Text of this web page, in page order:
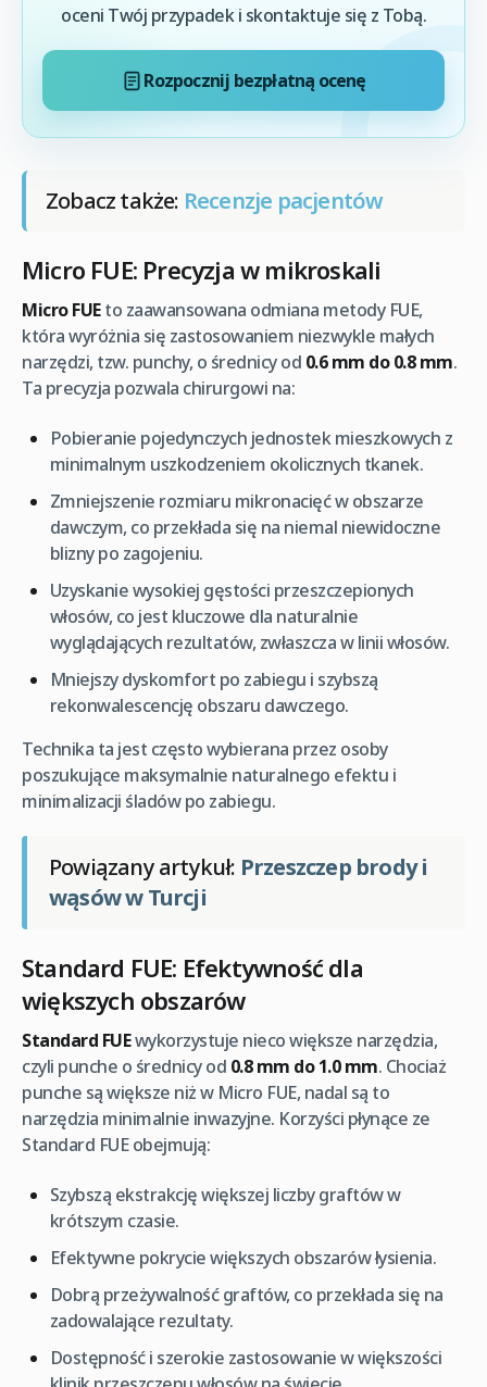
oceni Twój przypadek i skontaktuje się z Tobą.
Rozpocznij bezpłatną ocenę
Zobacz także: Recenzje pacjentów
Micro FUE: Precyzja w mikroskali
Micro FUEto zaawansowana odmiana metody FUE,
która wyróżnia się zastosowaniem niezwykle małych
narzędzi, tzw. punchy, o średnicy od 0.6 mm do 0.8 mm.
Ta precyzja pozwala chirurgowi na:
Pobieranie pojedynczych jednostek mieszkowych z
minimalnym uszkodzeniem okolicznych tkanek.
Zmniejszenie rozmiaru mikronacięć w obszarze
dawczym, co przekłada się na niemal niewidoczne
blizny po zagojeniu.
Uzyskanie wysokiej gęstości przeszczepionych
włosów, co jest kluczowe dla naturalnie
wyglądających rezultatów, zwłaszcza w linii włosów.
Mniejszy dyskomfort po zabiegu i szybszą
rekonwalescencję obszaru dawczego.
Technika ta jest często wybierana przez osoby
poszukujące maksymalnie naturalnego efektu i
minimalizacji śladów po zabiegu.
Powiązany artykuł: Przeszczep brody i
wąsów w Turcji
Standard FUE: Efektywność dla
większych obszarów
Standard FUEwykorzystuje nieco większe narzędzia,
czyli punche o średnicy od 0.8 mm do 1.0 mm. Chociaż
punche są większe niż w Micro FUE, nadal są to
narzędzia minimalnie inwazyjne. Korzyści płynące ze
Standard FUE obejmują:
Szybszą ekstrakcję większej liczby graftów w
krótszym czasie.
Efektywne pokrycie większych obszarów łysienia.
Dobrą przeżywalność graftów, co przekłada się na
zadowalające rezultaty.
Dostępność i szerokie zastosowanie w większości